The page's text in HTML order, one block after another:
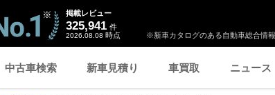
※新車カタログのある自動車総合情
掲載レビュー
325,941 件
2026.08.08 時点
中古車検索 新車見積り 車買取 ニュース